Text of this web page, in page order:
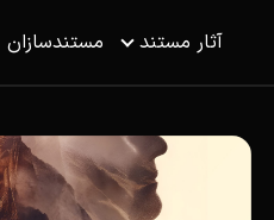
آثار مستند مستندسازان